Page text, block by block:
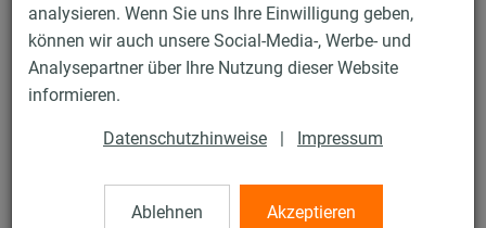
analysieren. Wenn Sie uns Ihre Einwilligung geben,
können wir auch unsere Social-Media-, Werbe- und
Analysepartner über Ihre Nutzung dieser Website
informieren.
Datenschutzhinweise | Impressum
Ablehnen Akzeptieren
Produkte Befestigungstechnik Montageteile Trägerklammern
61 / 76
Trägerklammern
Trägerklammer mit Innengewinde, M6, verzinkt